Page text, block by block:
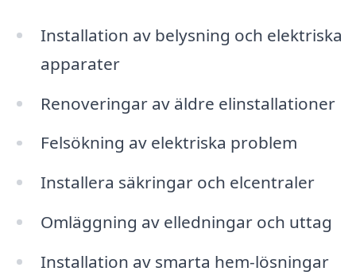
Installation av belysning och elektriska
apparater
Renoveringar av äldre elinstallationer
Felsökning av elektriska problem
Installera säkringar och elcentraler
Omläggning av elledningar och uttag
Installation av smarta hem-lösningar